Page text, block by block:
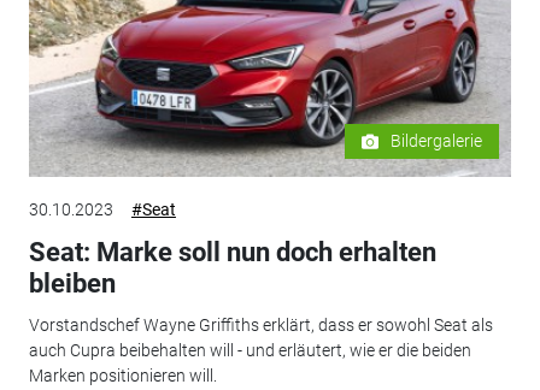
Bildergalerie
30.10.2023 #Seat
Seat: Marke soll nun doch erhalten
bleiben
Vorstandschef Wayne Griffiths erklärt, dass er sowohl Seat als
auch Cupra beibehalten will - und erläutert, wie er die beiden
Marken positionieren will.